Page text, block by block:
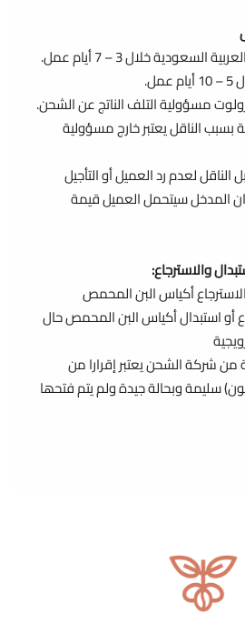
خلال 3 – 7 أيام عمل.
مسؤولية التلف الناتج عن الشحن.
بسبب الناقل يعتبر خارج مسؤولية
الناقل لعدم رد العميل أو التأجيل
المدخل سيتحمل العميل قيمة
والاسترجاع:
أو استبدال أكیاس البن المحمص حال
من شركة الشحن یعتبر إقرارا من
سلیمة وبحالة جیدة ولم یتم فتحھا